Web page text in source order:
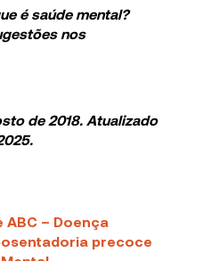
é saúde mental?
nos
de 2018. Atualizado
ABC – Doença
precoce